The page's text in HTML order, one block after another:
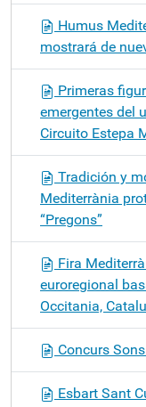
Humus
mostrará de
Primeras
emergentes del
Circuito Estepa
Tradición y
Mediterrània
“Pregons”
Fira
euroregional
Occitania,
Concurs
Esbart Sant